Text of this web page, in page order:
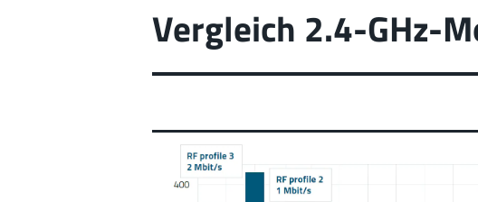
Vergleich 2.4-GHz-